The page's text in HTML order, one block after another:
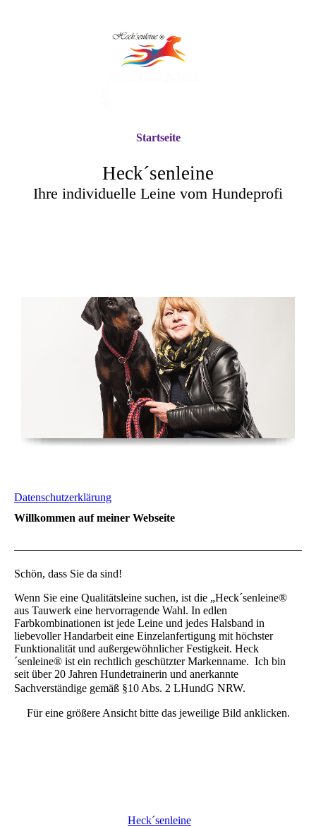
Heck´senleine
Ihre individuelle Leine vom Hundeprofi
Startseite
Datenschutzerklärung
Willkommen auf meiner Webseite
Schön, dass Sie da sind!
Wenn Sie eine Qualitätsleine suchen, ist die „Heck´senleine®
aus Tauwerk eine hervorragende Wahl. In edlen
Farbkombinationen ist jede Leine und jedes Halsband in
liebevoller Handarbeit eine Einzelanfertigung mit höchster
Funktionalität und außergewöhnlicher Festigkeit. Heck
´senleine® ist ein rechtlich geschützter Markenname. Ich bin
seit über 20 Jahren Hundetrainerin und anerkannte
Sachverständige gemäß §10 Abs. 2 LHundG NRW.
Für eine größere Ansicht bitte das jeweilige Bild anklicken.
Heck´senleine